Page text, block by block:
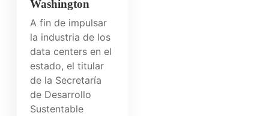
Washington
A fin de impulsar
la industria de los
data centers en el
estado, el titular
de la Secretaría
de Desarrollo
Sustentable